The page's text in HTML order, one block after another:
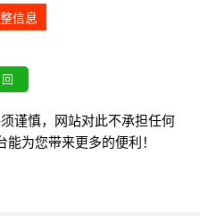
信息
谨慎，网站对此不承担任何
为您带来更多的便利！